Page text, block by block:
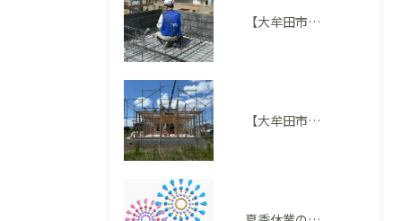
【大牟田市M様邸】配筋検査に適合しました。完成後には見えない部分も大切にしています
【大牟田市 T様邸】上棟を迎えました！いよいよ住まいの形が見えてきました